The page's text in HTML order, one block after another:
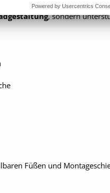
und Qualitäterfüllt die
, sondern
Füßen und